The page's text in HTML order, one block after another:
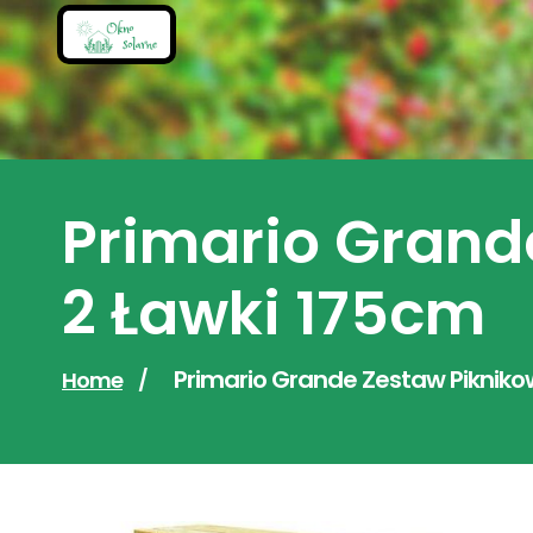
Skip
to
content
Primario
2 Ławki 175cm
Home / Primario Grande Zestaw